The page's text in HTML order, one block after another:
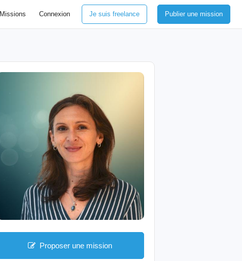
Missions Connexion Je suis freelance Publier une mission
Proposer une mission